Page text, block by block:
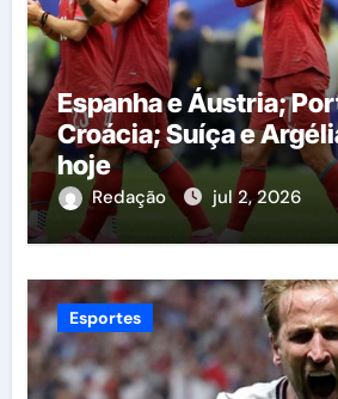
Espanha e Áustria;
Croácia; Suíça e
hoje
Redação jul 2, 2026
Esportes